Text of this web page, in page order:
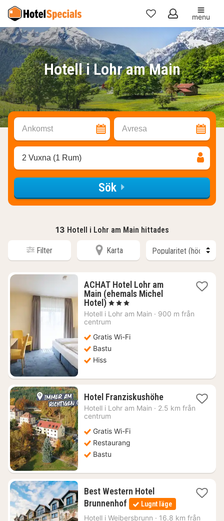
Mina
favoriter
menu
Hotell i Lohr am Main
Ankomst Avresa
2 Vuxna (1 Rum)
Sök
13 Hotell i Lohr am Main hittades
Filter Karta
ACHAT Hotel Lohr am
Main (ehemals Michel
Hotel)1
natt
från
kr.
, 3 Stjärnor
Hotell i Lohr am Main · 900 m från
centrum
Gratis Wi-Fi
Bastu
Hiss
Hotel Franziskushöhe1
natt
Hotell i Lohr am Main · 2.5 km från
centrum
Gratis Wi-Fi
Restaurang
Bastu
Best Western Hotel
Brunnenhof 1
natt
från
Lugnt läge
Hotell i Weibersbrunn · 16.8 km från